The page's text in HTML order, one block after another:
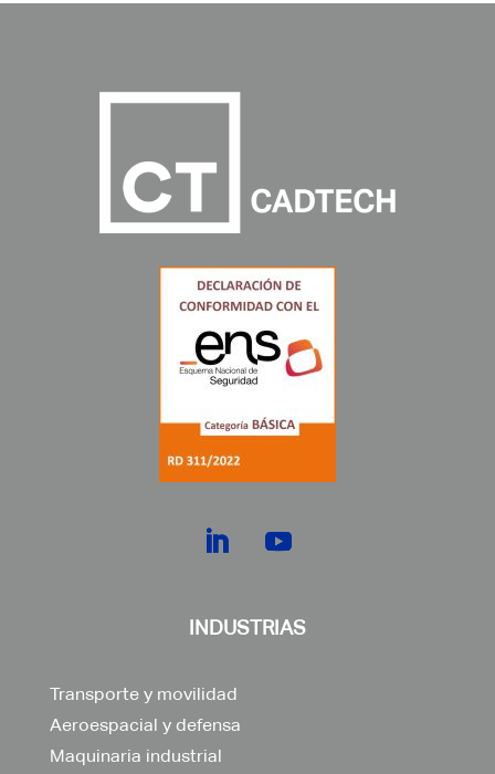
INDUSTRIAS
Transporte y movilidad
Aeroespacial y defensa
Maquinaria industrial